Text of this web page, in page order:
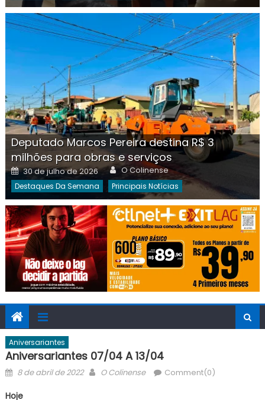
Deputado Marcos Pereira destina R$ 3
milhões para obras e serviços
Posted
on
30 de julho de 2026 Author
O Colinense
Destaques Da Semana Principais Notícias
Aniversariantes
Aniversariantes 07/04 A 13/04
Posted
8 de abril de 2022 Author
O Colinense Comment(0)
Hoje